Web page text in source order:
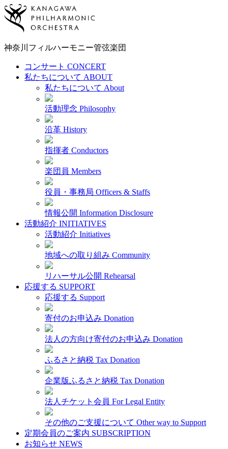
神奈川フィルハーモニー管弦楽団
コンサート CONCERT
私たちについて ABOUT
私たちについて About
活動理念 Philosophy
沿革 History
指揮者 Conductors
楽団員 Members
役員・事務局 Officers & Staffs
情報公開 Information Disclosure
活動紹介 INITIATIVES
活動紹介 Initiatives
地域への取り組み Community
リハーサル公開 Rehearsal
応援する SUPPORT
応援する Support
寄付のお申込み Donation
法人の方向け寄付のお申込み Donation
ふるさと納税 Tax Donation
企業版ふるさと納税 Tax Donation
法人チケット会員 For Legal Entity
その他のご支援について Other way to Support
定期会員のご案内 SUBSCRIPTION
お知らせ NEWS